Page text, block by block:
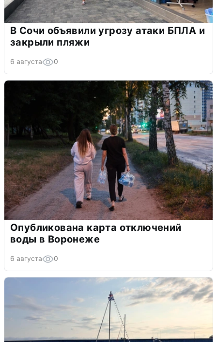
В Сочи объявили угрозу атаки БПЛА и
закрыли пляжи
6 августа 0
Опубликована карта отключений
воды в Воронеже
6 августа 0